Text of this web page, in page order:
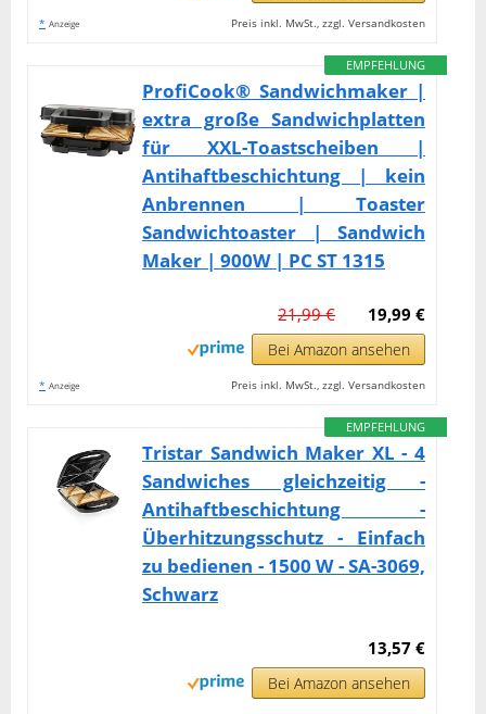
* Anzeige Preis inkl. MwSt., zzgl. Versandkosten
EMPFEHLUNG
ProfiCook® Sandwichmaker |
extra große Sandwichplatten
für XXL-Toastscheiben |
Antihaftbeschichtung | kein
Anbrennen | Toaster
Sandwichtoaster | Sandwich
Maker | 900W | PC ST 1315
19,99 €
21,99 €
Bei Amazon ansehen
* Anzeige Preis inkl. MwSt., zzgl. Versandkosten
EMPFEHLUNG
Tristar Sandwich Maker XL - 4
Sandwiches gleichzeitig -
Antihaftbeschichtung -
Überhitzungsschutz - Einfach
zu bedienen - 1500 W - SA-3069,
Schwarz
13,57 €
Bei Amazon ansehen